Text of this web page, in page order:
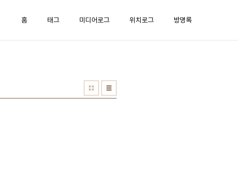
홈 태그 미디어로그 위치로그 방명록